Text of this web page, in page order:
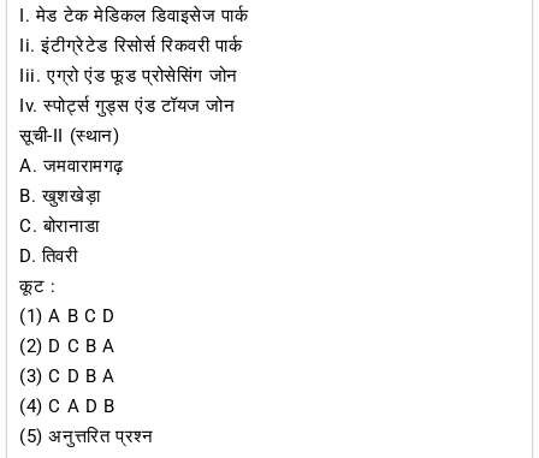
I. मेड टेक मेडिकल डिवाइसेज पार्क
Ii. इंटीग्रेटेड रिसोर्स रिकवरी पार्क
Iii. एग्रो एंड फूड प्रोसेसिंग जोन
Iv. स्पोर्ट्स गुड्स एंड टॉयज जोन
सूची-II (स्थान)
A. जमवारामगढ़
B. खुशखेड़ा
C. बोरानाडा
D. तिवरी
कूट :
(1) A B C D
(2) D C B A
(3) C D B A
(4) C A D B
(5) अनुत्तरित प्रश्न